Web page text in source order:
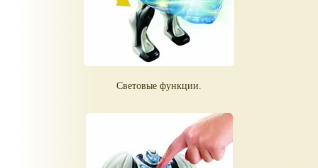
Световые функции.